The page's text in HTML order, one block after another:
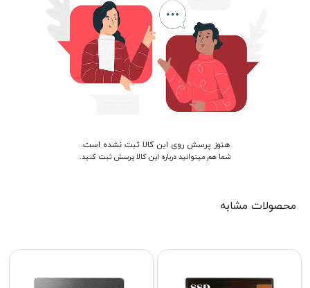
هنوز پرسش روی این کالا ثبت نشده است.
شما هم میتوانید درباره این کالا پرسش ثبت کنید.
محصولات مشابه